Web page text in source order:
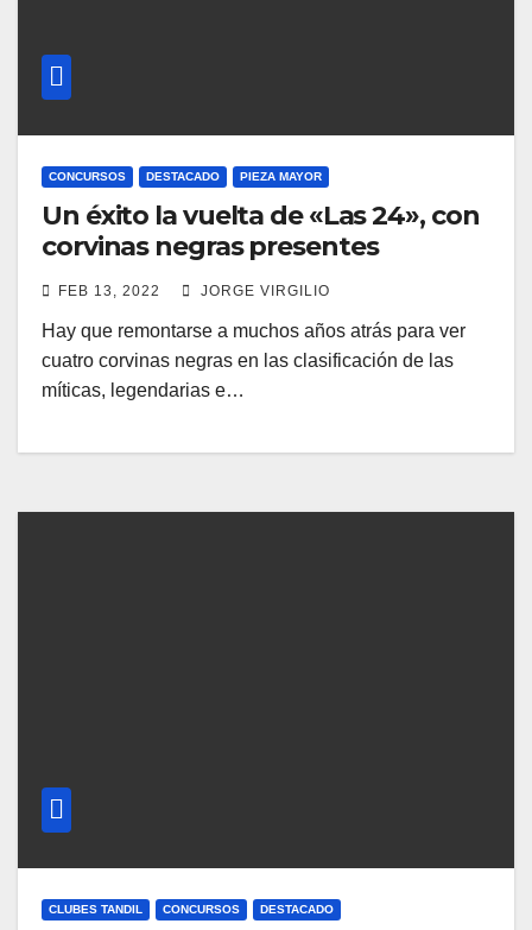
CONCURSOS DESTACADO PIEZA MAYOR
Un éxito la vuelta de «Las 24», con
corvinas negras presentes
FEB 13, 2022 JORGE VIRGILIO
Hay que remontarse a muchos años atrás para ver
cuatro corvinas negras en las clasificación de las
míticas, legendarias e…
CLUBES TANDIL CONCURSOS DESTACADO